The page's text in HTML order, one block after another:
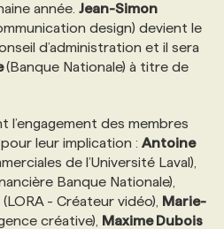
année. Jean-Simon
design) devient le
d’administration et il sera
(Banque Nationale) à titre de
l’engagement des membres
leur implication : Antoine
de l’Université Laval),
Banque Nationale),
(LORA - Créateur vidéo), Marie-
créative), Maxime Dubois